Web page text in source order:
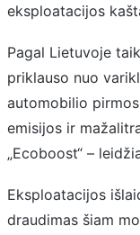
eksploatacijos
Pagal Lietuvoje
priklauso nuo
automobilio
emisijos ir
„Ecoboost“ –
Eksploatacijos
draudimas šiam